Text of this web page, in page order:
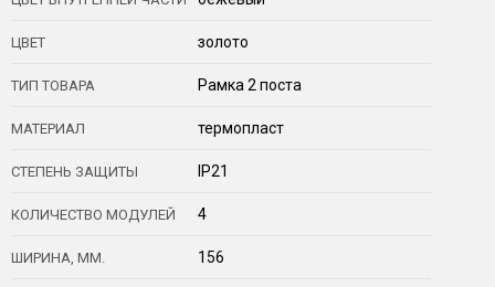
ЦВЕТ золото
ТИП ТОВАРА Рамка 2 поста
МАТЕРИАЛ термопласт
СТЕПЕНЬ ЗАЩИТЫ IP21
КОЛИЧЕСТВО МОДУЛЕЙ 4
ШИРИНА, ММ. 156